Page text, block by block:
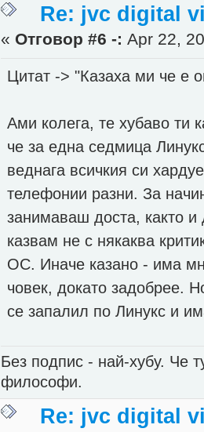
Re: jvc digital
« Отговор #6 -: Apr 22,
Цитат -> "Казаха ми че е
Ами колега, те хубаво ти
че за една седмица
веднага всичкия си
телефонии разни. За
занимаваш доста, както
казвам не с някаква
ОС. Иначе казано - има
човек, докато задобрее.
се запалил по Линукс и
Без подпис - най-хубу. Че
философи.
Re: jvc digital